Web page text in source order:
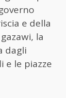
e della
la
dagli
e le piazze